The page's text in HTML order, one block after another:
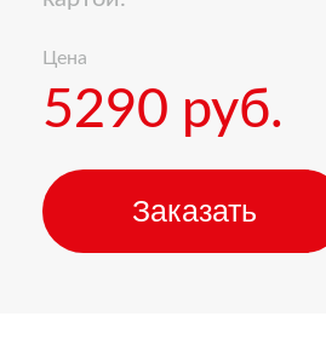
Цена
5290 руб.
Заказать